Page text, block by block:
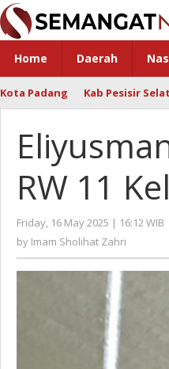
Home Daerah
Kota Padang Kab Pesisir
RW 11
Friday, 16 May 2025 | 16:12 WIB
by Imam Sholihat Zahri